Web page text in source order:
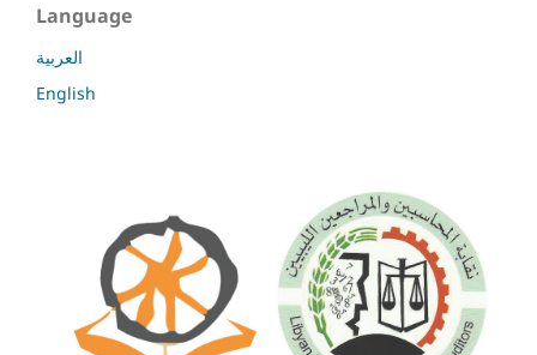
Language
العربية
English